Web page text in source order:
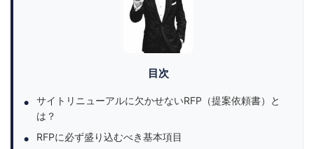
目次
サイトリニューアルに欠かせないRFP（提案依頼書）と
は？
RFPに必ず盛り込むべき基本項目